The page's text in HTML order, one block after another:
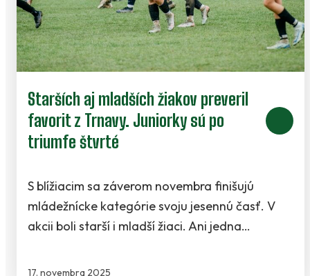
Starších aj mladších žiakov preveril
favorit z Trnavy. Juniorky sú po
triumfe štvrté
17. novembra 2025
S blížiacim sa záverom novembra finišujú
mládežnícke kategórie svoju jesennú časť. V
akcii boli starší i mladší žiaci. Ani jedna…